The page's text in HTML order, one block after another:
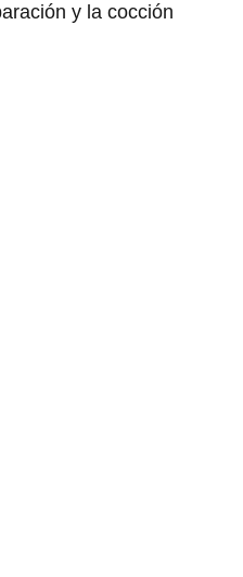
y la cocción